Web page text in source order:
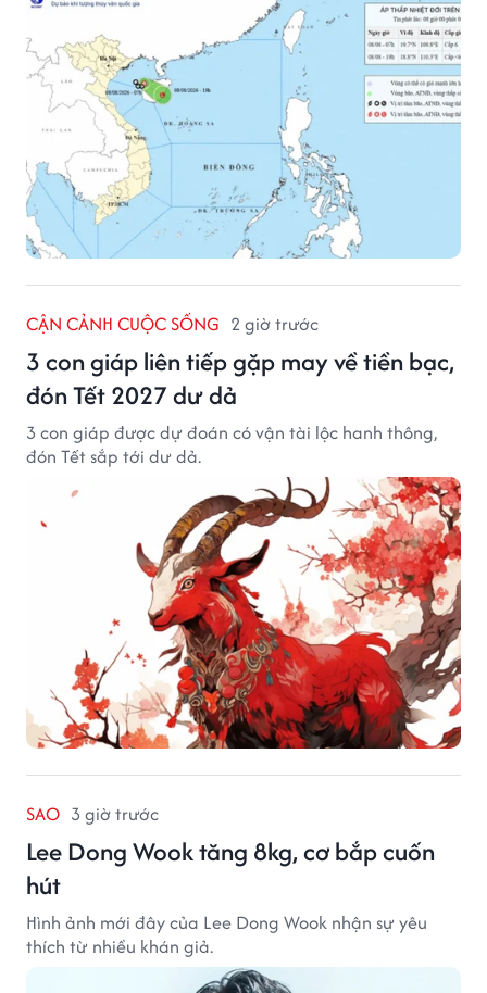
CẬN CẢNH CUỘC SỐNG 2 giờ trước
3 con giáp liên tiếp gặp may về tiền bạc,
đón Tết 2027 dư dả
3 con giáp được dự đoán có vận tài lộc hanh thông,
đón Tết sắp tới dư dả.
SAO 3 giờ trước
Lee Dong Wook tăng 8kg, cơ bắp cuốn
hút
Hình ảnh mới đây của Lee Dong Wook nhận sự yêu
thích từ nhiều khán giả.